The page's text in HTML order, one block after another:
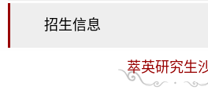
招生信息
萃英研究生